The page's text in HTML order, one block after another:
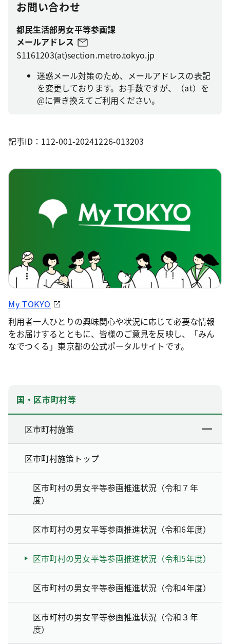
お問い合わせ
都民生活部男女平等参画課
メールアドレス
S1161203(at)section.metro.tokyo.jp
迷惑メール対策のため、メールアドレスの表記
を変更しております。お手数ですが、（at）を
@に置き換えてご利用ください。
記事ID：112-001-20241226-013203
My TOKYO
利用者一人ひとりの興味関心や状況に応じて必要な情報
をお届けするとともに、皆様のご意見を反映し、「みん
なでつくる」東京都の公式ポータルサイトです。
国・区市町村等
区市町村施策
区市町村施策トップ
区市町村の男女平等参画推進状況（令和７年
度）
区市町村の男女平等参画推進状況（令和6年度）
区市町村の男女平等参画推進状況（令和5年度）
区市町村の男女平等参画推進状況（令和4年度）
区市町村の男女平等参画推進状況（令和３年
度）